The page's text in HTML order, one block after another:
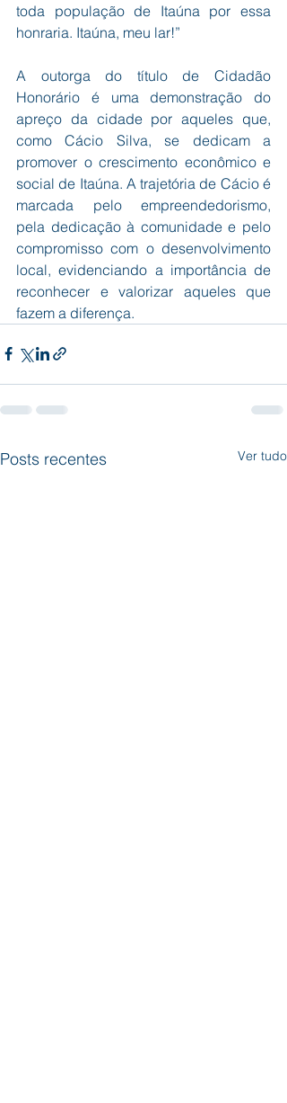
toda população de Itaúna por essa
honraria. Itaúna, meu lar!”
A outorga do título de Cidadão
Honorário é uma demonstração do
apreço da cidade por aqueles que,
como Cácio Silva, se dedicam a
promover o crescimento econômico e
social de Itaúna. A trajetória de Cácio é
marcada pelo empreendedorismo,
pela dedicação à comunidade e pelo
compromisso com o desenvolvimento
local, evidenciando a importância de
reconhecer e valorizar aqueles que
fazem a diferença.
Posts recentes Ver tudo